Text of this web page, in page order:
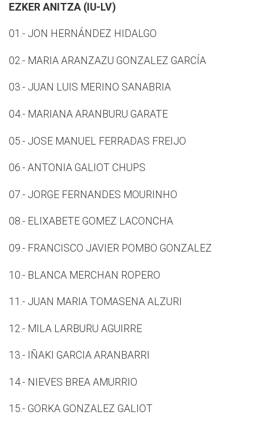
EZKER ANITZA (IU-LV)
01.- JON HERNÁNDEZ HIDALGO
02.- MARIA ARANZAZU GONZALEZ GARCÍA
03.- JUAN LUIS MERINO SANABRIA
04.- MARIANA ARANBURU GARATE
05.- JOSE MANUEL FERRADAS FREIJO
06.- ANTONIA GALIOT CHUPS
07.- JORGE FERNANDES MOURINHO
08.- ELIXABETE GOMEZ LACONCHA
09.- FRANCISCO JAVIER POMBO GONZALEZ
10.- BLANCA MERCHAN ROPERO
11.- JUAN MARIA TOMASENA ALZURI
12.- MILA LARBURU AGUIRRE
13.- IÑAKI GARCIA ARANBARRI
14.- NIEVES BREA AMURRIO
15.- GORKA GONZALEZ GALIOT